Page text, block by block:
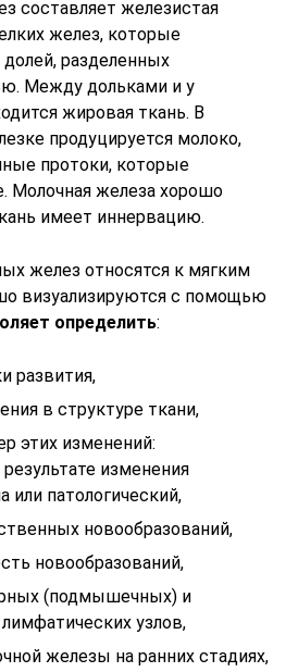
составляет железистая
желез, которые
разделенных
Между дольками и у
жировая ткань. В
продуцируется молоко,
протоки, которые
Молочная железа хорошо
имеет иннервацию.
желез относятся к мягким
визуализируются с помощью
определить:
развития,
в структуре ткани,
этих изменений:
изменения
или патологический,
новообразований,
новообразований,
(подмышечных) и
узлов,
железы на ранних стадиях,